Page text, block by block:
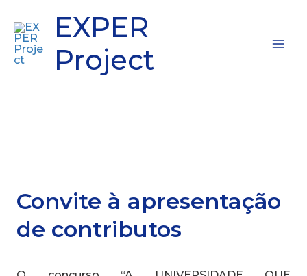
content
EXPER
Project
Convite à apresentação
de contributos